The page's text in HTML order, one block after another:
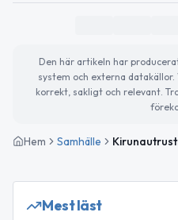
Den här artikeln har
system och externa
korrekt, sakligt och relevant.
Hem Samhälle
Mest läst